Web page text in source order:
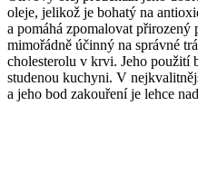
oleje, jelikož je bohatý na
a pomáhá zpomalovat přirozený
mimořádně účinný na správné
cholesterolu v krvi. Jeho použití
studenou kuchyni. V
a jeho bod zakouření je lehce